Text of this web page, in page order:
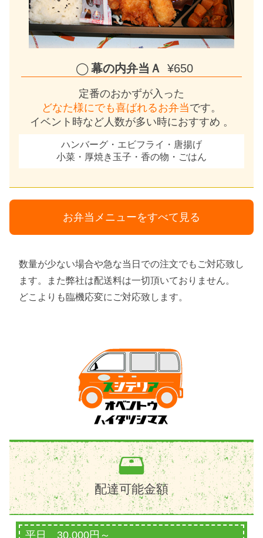
幕の内弁当Ａ ¥650
定番のおかずが入った
どなた様にでも喜ばれるお弁当です。
イベント時など人数が多い時におすすめ 。
ハンバーグ・エビフライ・唐揚げ
小菜・厚焼き玉子・香の物・ごはん
お弁当メニューをすべて見る
数量が少ない場合や急な当日での注文でもご対応致し
ます。また弊社は配送料は一切頂いておりません。
どこよりも臨機応変にご対応致します。
配達可能金額
平日 30,000円～